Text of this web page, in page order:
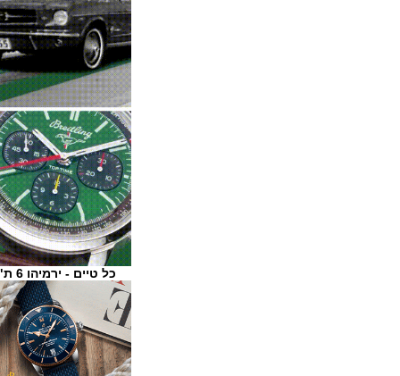
כל טיים - ירמיהו 6 ת"א